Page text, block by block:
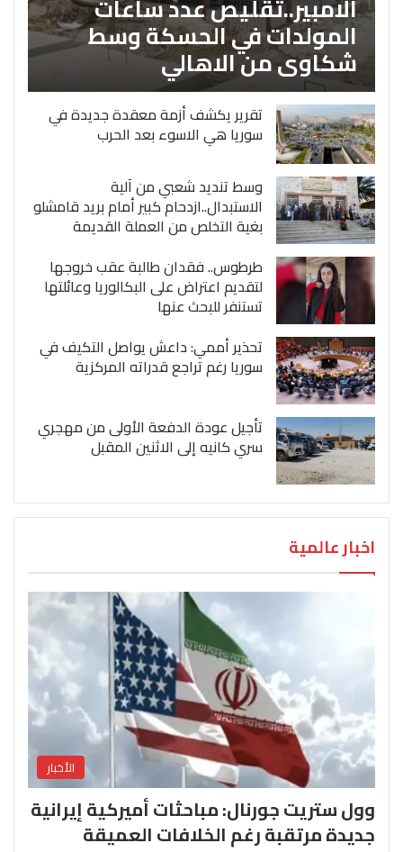
المولدات في الحسكة وسط
شكاوى من الاهالي
تقرير يكشف أزمة معقدة جديدة في
سوريا هي الاسوء بعد الحرب
وسط تنديد شعبي من آلية
الاستبدال..ازدحام كبير أمام بريد قامشلو
بغية التخلص من العملة القديمة
طرطوس.. فقدان طالبة عقب خروجها
لتقديم اعتراض على البكالوريا وعائلتها
تستنفر للبحث عنها
تحذير أممي: داعش يواصل التكيف في
سوريا رغم تراجع قدراته المركزية
تأجيل عودة الدفعة الأولى من مهجري
سري كانيه إلى الاثنين المقبل
اخبار عالمية
الأخبار
وول ستريت جورنال: مباحثات أميركية إيرانية
جديدة مرتقبة رغم الخلافات العميقة